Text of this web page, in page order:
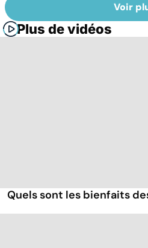
Voir
Plus de vidéos
Quels sont les bienfaits